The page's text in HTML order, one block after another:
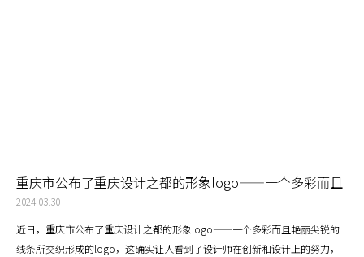
重庆市公布了重庆设计之都的形象logo——一个多彩而且
艳丽尖锐的线条所交织形成的logo
2024.03.30
近日，重庆市公布了重庆设计之都的形象logo——一个多彩而且艳丽尖锐的
线条所交织形成的logo，这确实让人看到了设计师在创新和设计上的努力，